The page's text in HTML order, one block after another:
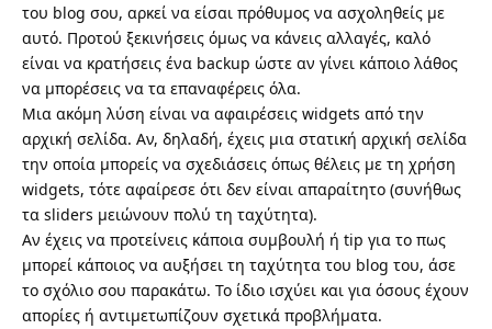
του blog σου, αρκεί να είσαι πρόθυμος να ασχοληθείς με
αυτό. Προτού ξεκινήσεις όμως να κάνεις αλλαγές, καλό
είναι να κρατήσεις ένα backup ώστε αν γίνει κάποιο λάθος
να μπορέσεις να τα επαναφέρεις όλα.
Μια ακόμη λύση είναι να αφαιρέσεις widgets από την
αρχική σελίδα. Αν, δηλαδή, έχεις μια στατική αρχική σελίδα
την οποία μπορείς να σχεδιάσεις όπως θέλεις με τη χρήση
widgets, τότε αφαίρεσε ότι δεν είναι απαραίτητο (συνήθως
τα sliders μειώνουν πολύ τη ταχύτητα).
Αν έχεις να προτείνεις κάποια συμβουλή ή tip για το πως
μπορεί κάποιος να αυξήσει τη ταχύτητα του blog του, άσε
το σχόλιο σου παρακάτω. Το ίδιο ισχύει και για όσους έχουν
απορίες ή αντιμετωπίζουν σχετικά προβλήματα.